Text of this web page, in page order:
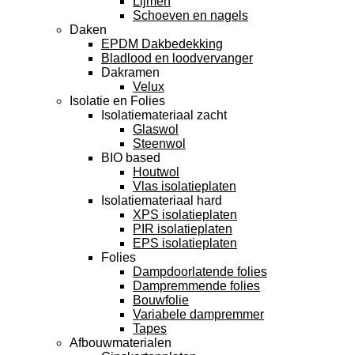
Schoeven en nagels
Daken
EPDM Dakbedekking
Bladlood en loodvervanger
Dakramen
Velux
Isolatie en Folies
Isolatiemateriaal zacht
Glaswol
Steenwol
BIO based
Houtwol
Vlas isolatieplaten
Isolatiemateriaal hard
XPS isolatieplaten
PIR isolatieplaten
EPS isolatieplaten
Folies
Dampdoorlatende folies
Dampremmende folies
Bouwfolie
Variabele dampremmer
Tapes
Afbouwmaterialen